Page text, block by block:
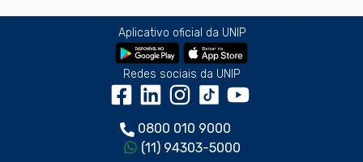
Aplicativo oficial da UNIP
Redes sociais da UNIP
0800 010 9000
(11) 94303-5000